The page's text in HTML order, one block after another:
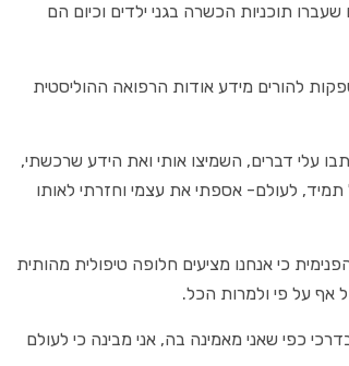
תוכניות הכשרה בגני ילדים וכיום הם
להורים מידע אודות הרפואה ההוליסטית
עלי דברים, השמיצו אותי ואת הידע שרכשתי,
תמיד, לעולם- אספתי את עצמי וחזרתי לאותו
כי אנחנו מציעים חלופה טיפולית מהותית
אף על פי ולמרות הכל.
כפי שאני מאמינה בה, אני מבינה כי לעולם